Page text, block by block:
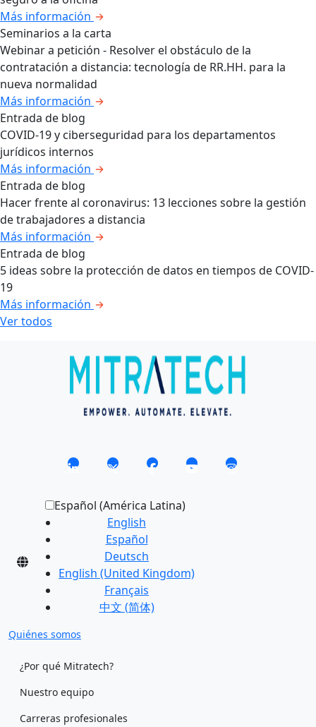
Más información
Seminarios a la carta
Webinar a petición - Resolver el obstáculo de la
contratación a distancia: tecnología de RR.HH. para la
nueva normalidad
Más información
Entrada de blog
COVID-19 y ciberseguridad para los departamentos
jurídicos internos
Más información
Entrada de blog
Hacer frente al coronavirus: 13 lecciones sobre la gestión
de trabajadores a distancia
Más información
Entrada de blog
5 ideas sobre la protección de datos en tiempos de COVID-
19
Más información
Ver todos
Español (América Latina)
English
Español
Deutsch
English (United Kingdom)
Français
中文 (简体)
Quiénes somos
¿Por qué Mitratech?
Nuestro equipo
Carreras profesionales